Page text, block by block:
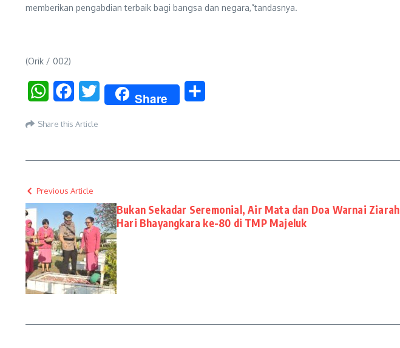
memberikan pengabdian terbaik bagi bangsa dan negara,”tandasnya.
(Orik / 002)
WhatsAppFacebookTwitter Share
Share this Article
Previous Article
Bukan Sekadar Seremonial, Air Mata dan Doa Warnai Ziarah
Hari Bhayangkara ke-80 di TMP Majeluk